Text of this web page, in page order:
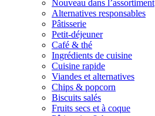
Nouveau dans l’assortiment
Alternatives responsables
Pâtisserie
Petit-déjeuner
Café & thé
Ingrédients de cuisine
Cuisine rapide
Viandes et alternatives
Chips & popcorn
Biscuits salés
Fruits secs et à coque